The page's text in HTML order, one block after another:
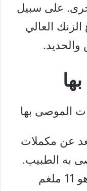
على سبيل
الزنك العالي
عن مكملات
به الطبيب.
المدخول اليومي الموصى به هو 11 ملغم